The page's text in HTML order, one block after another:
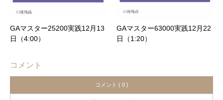
GAマスター25200実践12月13
日（4:00）
GAマスター63000実践12月22
日（1:20）
コメント
コメント ( 0 )